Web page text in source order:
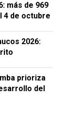
más de 969
4 de octubre
2026:
prioriza
del